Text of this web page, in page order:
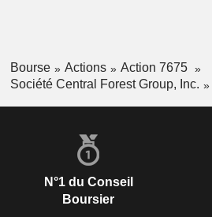
Bourse Actions
Action 7675
Société Central Forest Group, Inc.
N°1 du Conseil
Boursier